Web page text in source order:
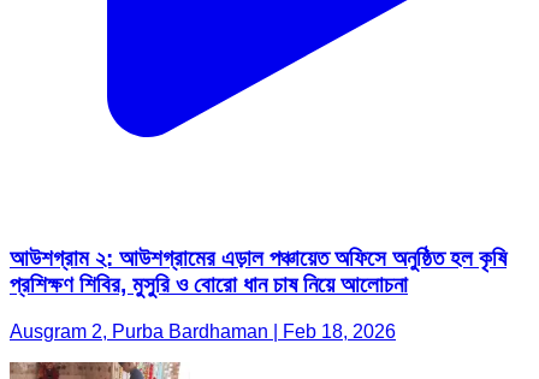
আউশগ্রাম ২: আউশগ্রামের এড়াল পঞ্চায়েত অফিসে অনুষ্ঠিত হল কৃষি
প্রশিক্ষণ শিবির, মুসুরি ও বোরো ধান চাষ নিয়ে আলোচনা
Ausgram 2, Purba Bardhaman | Feb 18, 2026